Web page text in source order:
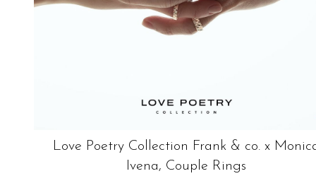
Love Poetry Collection Frank & co. x
Ivena, Couple Rings